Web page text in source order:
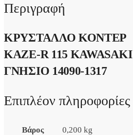
Περιγραφή
ΚΡΥΣΤΑΛΛΟ ΚΟΝΤΕΡ
KAZE-R 115 KAWASAKI
ΓΝΗΣΙΟ 14090-1317
Επιπλέον πληροφορίες
Βάρος 0,200 kg